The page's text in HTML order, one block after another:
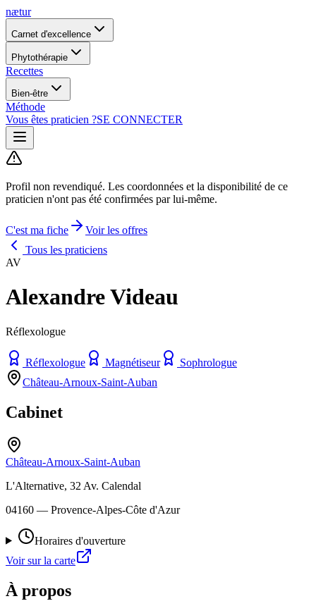
nætur
Carnet d'excellence
Phytothérapie
Recettes
Bien-être
Méthode
Vous êtes praticien ?SE CONNECTER
Profil non revendiqué. Les coordonnées et la disponibilité de ce
praticien n'ont pas été confirmées par lui-même.
C'est ma fiche
Voir les offres
Tous les praticiens
AV
Alexandre Videau
Réflexologue
Réflexologue Magnétiseur
Sophrologue
Château-Arnoux-Saint-Auban
Cabinet
Château-Arnoux-Saint-Auban
L'Alternative, 32 Av. Calendal
04160 — Provence-Alpes-Côte d'Azur
Horaires d'ouverture
Voir sur la carte
À propos